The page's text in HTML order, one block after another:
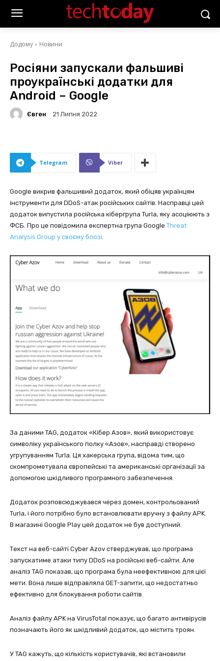
Додому Новини
Росіяни запускали фальшиві
проукраїнські додатки для
Android – Google
Євген 21 Липня 2022
Telegram Viber
Google викрив фальшивий додаток, який обіцяв українцям
інструменти для DDoS-атак російських сайтів. Насправці цей
додаток випустила російська кібергрупа Turla, яку асоціюють з
ФСБ. Про це повідомила експертна група Google Threat
Analysis Group у своєму блозі.
За даними TAG, додаток «Кібер Азов», який використовує
символіку українського полку «Азов», насправді створено
угрупуванням Turla. Ця хакерська група, відома тим, що
скомпрометувала європейські та американські організації за
допомогою шкідливого програмного забезпечення.
Додаток розповсюджувався через домен, контрольований
Turla, і його потрібно було встановлювати вручну з файлу APK.
В магазині Google Play цей додаток не був доступний.
Текст на веб-сайті Cyber Azov стверджував, що програма
запускатиме атаки типу DDoS на російські веб-сайти. Але
аналіз TAG показав, що програма була неефективною для цієї
мети. Вона лише відправляла GET-запити, що недостатньо
ефективно для блокування роботи сайтів.
Аналіз файлу APK на VirusTotal показує, що багато антивірусів
позначають його як шкідливий додаток, що містить троян.
У TAG кажуть, що кількість користувачів, які встановили